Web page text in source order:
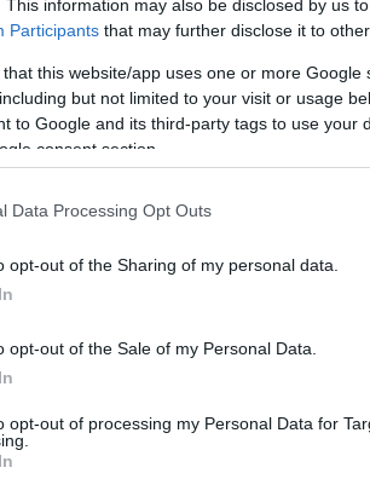
This information may also be disclosed by us
Participants that may further disclose it to
that this website/app uses one or more
but not limited to your visit or usage
to Google and its third-party tags to use your
consent section.
Data Processing Opt Outs
opt-out of the Sharing of my personal data.
opt-out of the Sale of my Personal Data.
opt-out of processing my Personal Data for
funziona
un insieme di strumenti e